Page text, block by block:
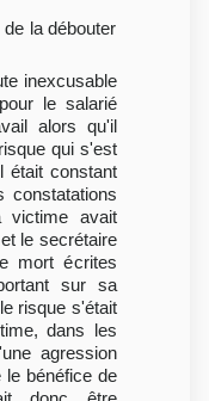
la débouter
inexcusable
le salarié
alors qu'il
qui s'est
était constant
constatations
victime avait
le secrétaire
mort écrites
sur sa
risque s'était
dans les
agression
le bénéfice de